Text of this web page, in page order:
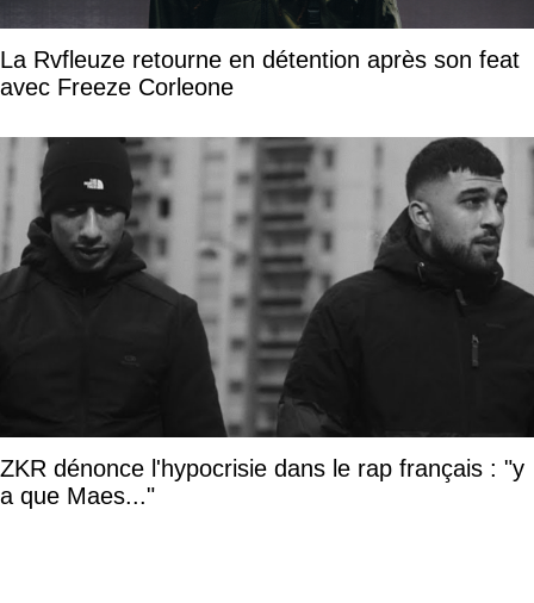
La Rvfleuze retourne en détention après son feat
avec Freeze Corleone
ZKR dénonce l'hypocrisie dans le rap français : "y
a que Maes..."